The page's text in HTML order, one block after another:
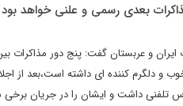
بعدی رسمی و علنی خواهد بود
ایران و عربستان گفت: پنج دور مذاکرات
خوب و دلگرم کننده ای داشته است،بعد از
تلفنی داشت و ایشان را در جریان